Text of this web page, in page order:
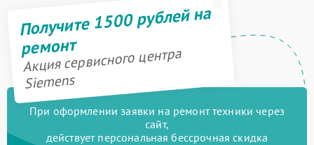
Получите 1500 рублей на
ремонт
Акция сервисного центра
Siemens
При оформлении заявки на ремонт техники через
сайт,
действует персональная бессрочная скидка